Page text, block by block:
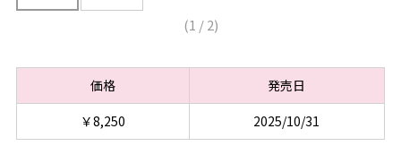
(1 /2)
価格
発売日
￥8,250
2025/10/31